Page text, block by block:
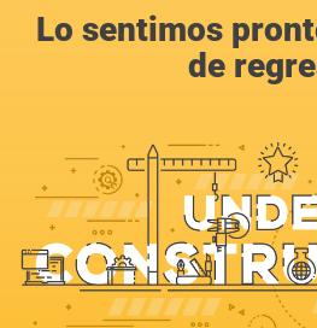
Lo sentimos
de